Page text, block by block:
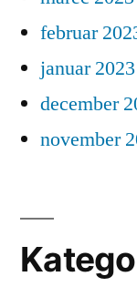
februar
januar 2023
december
november